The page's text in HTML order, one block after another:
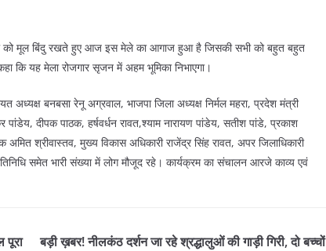
को मूल बिंदु रखते हुए आज इस मेले का आगाज हुआ है जिसकी सभी को बहुत बहुत
कि यह मेला रोजगार सृजन में अहम भूमिका निभाएगा।
बनबसा रेनू अग्रवाल, भाजपा जिला अध्यक्ष निर्मल महरा, प्रदेश मंत्री
पांडेय, दीपक पाठक, हर्षवर्धन रावत,श्याम नारायण पांडेय, सतीश पांडे, प्रकाश
अमित श्रीवास्तव, मुख्य विकास अधिकारी राजेंद्र सिंह रावत, अपर जिलाधिकारी
समेत भारी संख्या में लोग मौजूद रहे। कार्यक्रम का संचालन आरजे काव्य एवं
पूरा
बड़ी ख़बर! नीलकंठ दर्शन जा रहे श्रद्धालुओं की गाड़ी गिरी, दो बच्चों